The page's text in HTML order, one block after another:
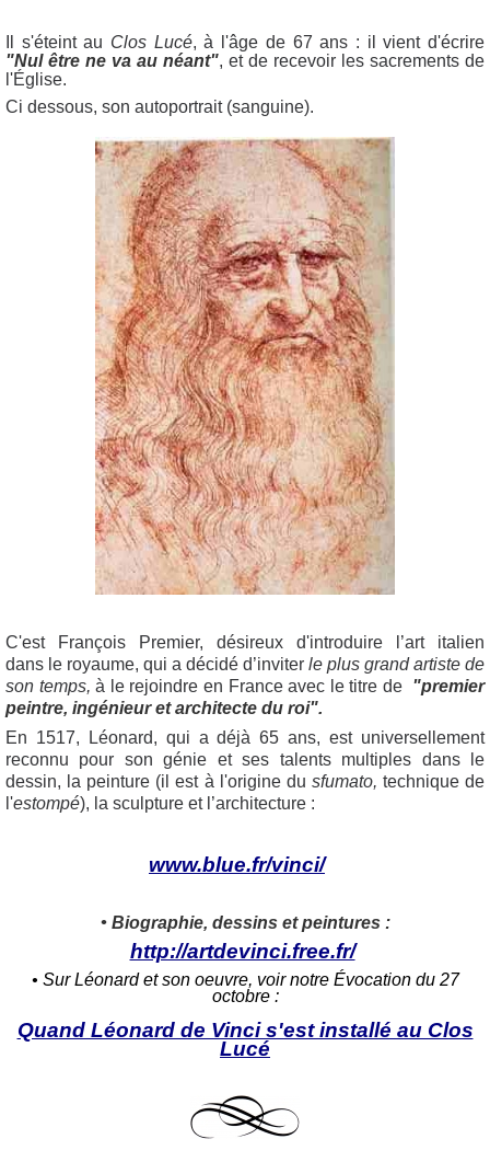
Il s'éteint au Clos Lucé, à l'âge de 67 ans : il vient d'écrire
"Nul être ne va au néant", et de recevoir les sacrements de
l'Église.
Ci dessous, son autoportrait (sanguine).
C'est François Premier, désireux d'introduire l’art italien
dans le royaume, qui a décidé d’inviter le plus grand artiste de
son temps, à le rejoindre en France avec le titre de "premier
peintre, ingénieur et architecte du roi".
En 1517, Léonard, qui a déjà 65 ans, est universellement
reconnu pour son génie et ses talents multiples dans le
dessin, la peinture (il est à l'origine du sfumato, technique de
l'estompé), la sculpture et l’architecture :
www.blue.fr/vinci/
• Biographie, dessins et peintures :
http://artdevinci.free.fr/
• Sur Léonard et son oeuvre, voir notre Évocation du 27
octobre :
Quand Léonard de Vinci s'est installé au Clos
Lucé